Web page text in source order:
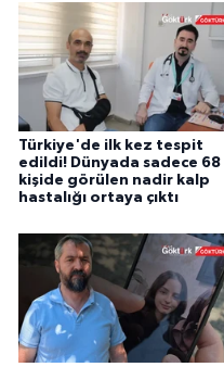
Türkiye'de ilk kez tespit
edildi! Dünyada sadece 68
kişide görülen nadir kalp
hastalığı ortaya çıktı